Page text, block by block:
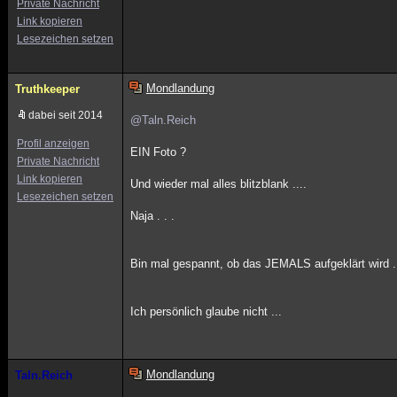
Private Nachricht
Link kopieren
Lesezeichen setzen
Truthkeeper
dabei seit 2014
Profil anzeigen
Private Nachricht
Link kopieren
Lesezeichen setzen
Mondlandung
@Taln.Reich
EIN Foto ?
Und wieder mal alles blitzblank ....
Naja . . .
Bin mal gespannt, ob das JEMALS aufgeklärt wird
Ich persönlich glaube nicht ...
Taln.Reich Mondlandung